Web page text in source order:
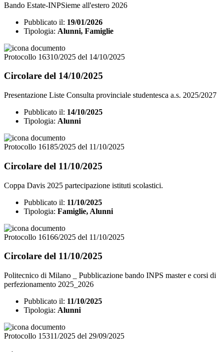
Bando Estate-INPSieme all'estero 2026
Pubblicato il: 19/01/2026
Tipologia: Alunni, Famiglie
Protocollo 16310/2025 del 14/10/2025
Circolare del 14/10/2025
Presentazione Liste Consulta provinciale studentesca a.s. 2025/2027
Pubblicato il: 14/10/2025
Tipologia: Alunni
Protocollo 16185/2025 del 11/10/2025
Circolare del 11/10/2025
Coppa Davis 2025 partecipazione istituti scolastici.
Pubblicato il: 11/10/2025
Tipologia: Famiglie, Alunni
Protocollo 16166/2025 del 11/10/2025
Circolare del 11/10/2025
Politecnico di Milano _ Pubblicazione bando INPS master e corsi di
perfezionamento 2025_2026
Pubblicato il: 11/10/2025
Tipologia: Alunni
Protocollo 15311/2025 del 29/09/2025